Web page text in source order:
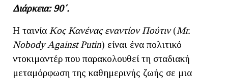
Διάρκεια: 90΄.
Η ταινία Κος Κανένας εναντίον Πούτιν(Mr.
Nobody Against Putin) είναι ένα πολιτικό
ντοκιμαντέρ που παρακολουθεί τη σταδιακή
μεταμόρφωση της καθημερινής ζωής σε μια